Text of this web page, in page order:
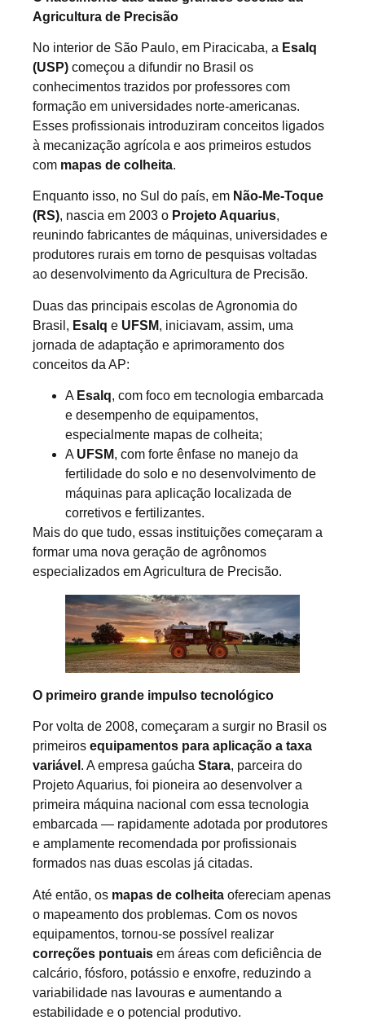
Agricultura de Precisão
No interior de São Paulo, em Piracicaba, a Esalq
(USP) começou a difundir no Brasil os
conhecimentos trazidos por professores com
formação em universidades norte-americanas.
Esses profissionais introduziram conceitos ligados
à mecanização agrícola e aos primeiros estudos
com mapas de colheita.
Enquanto isso, no Sul do país, em Não-Me-Toque
(RS), nascia em 2003 o Projeto Aquarius,
reunindo fabricantes de máquinas, universidades e
produtores rurais em torno de pesquisas voltadas
ao desenvolvimento da Agricultura de Precisão.
Duas das principais escolas de Agronomia do
Brasil, Esalq e UFSM, iniciavam, assim, uma
jornada de adaptação e aprimoramento dos
conceitos da AP:
A Esalq, com foco em tecnologia embarcada
e desempenho de equipamentos,
especialmente mapas de colheita;
A UFSM, com forte ênfase no manejo da
fertilidade do solo e no desenvolvimento de
máquinas para aplicação localizada de
corretivos e fertilizantes.
Mais do que tudo, essas instituições começaram a
formar uma nova geração de agrônomos
especializados em Agricultura de Precisão.
O primeiro grande impulso tecnológico
Por volta de 2008, começaram a surgir no Brasil os
primeiros equipamentos para aplicação a taxa
variável . A empresa gaúcha Stara, parceira do
Projeto Aquarius, foi pioneira ao desenvolver a
primeira máquina nacional com essa tecnologia
embarcada — rapidamente adotada por produtores
e amplamente recomendada por profissionais
formados nas duas escolas já citadas.
Até então, os mapas de colheita ofereciam apenas
o mapeamento dos problemas. Com os novos
equipamentos, tornou-se possível realizar
correções pontuais em áreas com deficiência de
calcário, fósforo, potássio e enxofre, reduzindo a
variabilidade nas lavouras e aumentando a
estabilidade e o potencial produtivo.